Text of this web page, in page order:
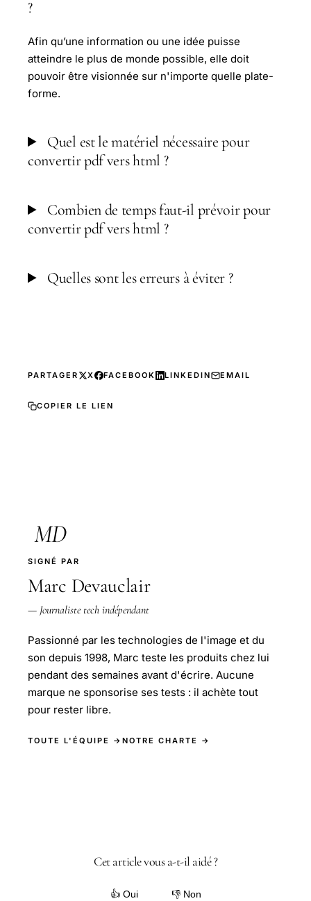
?
Afin qu’une information ou une idée puisse
atteindre le plus de monde possible, elle doit
pouvoir être visionnée sur n'importe quelle plate-
forme.
Quel est le matériel nécessaire pour
convertir pdf vers html ?
Combien de temps faut-il prévoir pour
convertir pdf vers html ?
Quelles sont les erreurs à éviter ?
PARTAGER X FACEBOOK LINKEDIN EMAIL
COPIER LE LIEN
MD
SIGNÉ PAR
Marc Devauclair
— Journaliste tech indépendant
Passionné par les technologies de l'image et du
son depuis 1998, Marc teste les produits chez lui
pendant des semaines avant d'écrire. Aucune
marque ne sponsorise ses tests : il achète tout
pour rester libre.
TOUTE L'ÉQUIPE → NOTRE CHARTE →
Cet article vous a-t-il aidé ?
👍 Oui 👎 Non